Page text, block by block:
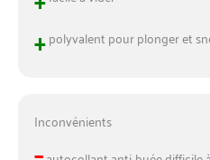
+polyvalent pour plonger et
Inconvénients